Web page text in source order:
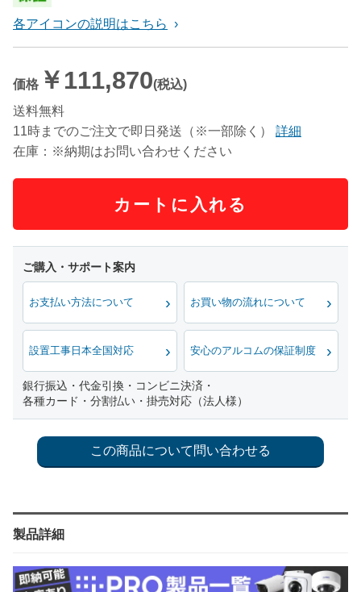
各アイコンの説明はこちら
価格 ￥111,870(税込)
送料無料
11時までのご注文で即日発送（※一部除く）
詳細
在庫：※納期はお問い合わせください
カートに入れる
お支払い方法について お買い物の流れについて
設置工事日本全国対応 安心のアルコムの保証制度
銀行振込・代金引換・コンビニ決済・
各種カード・分割払い・掛売対応（法人様）
製品詳細